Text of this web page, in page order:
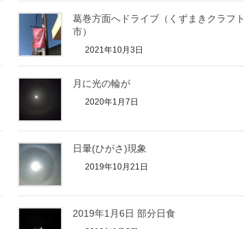
葛巻方面へドライブ（くずまきクラフト
市）
2021年10月3日
月に光の輪が
2020年1月7日
日暈(ひがさ)現象
2019年10月21日
2019年1月6日 部分日食